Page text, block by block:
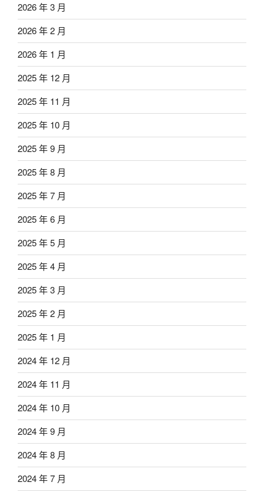
2026 年 3 月
2026 年 2 月
2026 年 1 月
2025 年 12 月
2025 年 11 月
2025 年 10 月
2025 年 9 月
2025 年 8 月
2025 年 7 月
2025 年 6 月
2025 年 5 月
2025 年 4 月
2025 年 3 月
2025 年 2 月
2025 年 1 月
2024 年 12 月
2024 年 11 月
2024 年 10 月
2024 年 9 月
2024 年 8 月
2024 年 7 月